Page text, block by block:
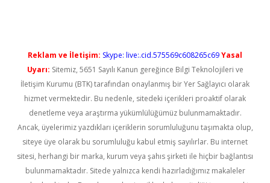
Reklam ve İletişim: Skype: live:.cid.575569c608265c69Yasal
Uyarı: Sitemiz, 5651 Sayılı Kanun gereğince Bilgi Teknolojileri ve
İletişim Kurumu (BTK) tarafından onaylanmış bir Yer Sağlayıcı olarak
hizmet vermektedir. Bu nedenle, sitedeki içerikleri proaktif olarak
denetleme veya araştırma yükümlülüğümüz bulunmamaktadır.
Ancak, üyelerimiz yazdıkları içeriklerin sorumluluğunu taşımakta olup,
siteye üye olarak bu sorumluluğu kabul etmiş sayılırlar. Bu internet
sitesi, herhangi bir marka, kurum veya şahıs şirketi ile hiçbir bağlantısı
bulunmamaktadır. Sitede yalnızca kendi hazırladığımız makaleler